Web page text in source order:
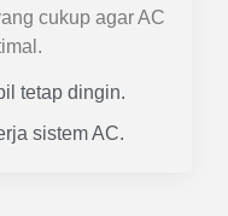
cukup agar AC
tetap dingin.
sistem AC.